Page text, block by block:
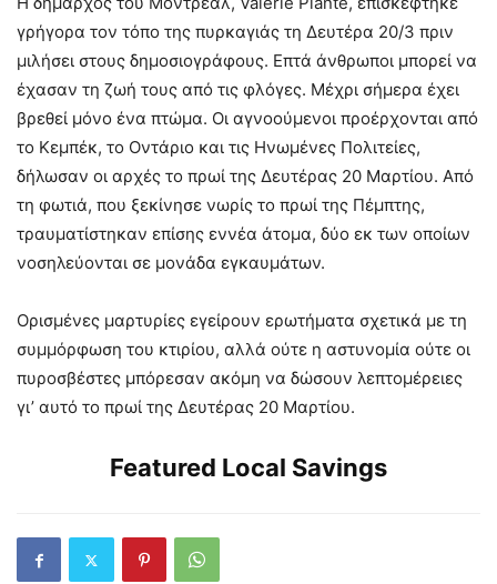
γρήγορα τον τόπο της πυρκαγιάς τη Δευτέρα 20/3 πριν
μιλήσει στους δημοσιογράφους. Επτά άνθρωποι μπορεί να
έχασαν τη ζωή τους από τις φλόγες. Μέχρι σήμερα έχει
βρεθεί μόνο ένα πτώμα. Οι αγνοούμενοι προέρχονται από
το Κεμπέκ, το Οντάριο και τις Ηνωμένες Πολιτείες,
δήλωσαν οι αρχές το πρωί της Δευτέρας 20 Μαρτίου. Από
τη φωτιά, που ξεκίνησε νωρίς το πρωί της Πέμπτης,
τραυματίστηκαν επίσης εννέα άτομα, δύο εκ των οποίων
νοσηλεύονται σε μονάδα εγκαυμάτων.
Ορισμένες μαρτυρίες εγείρουν ερωτήματα σχετικά με τη
συμμόρφωση του κτιρίου, αλλά ούτε η αστυνομία ούτε οι
πυροσβέστες μπόρεσαν ακόμη να δώσουν λεπτομέρειες
γι’ αυτό το πρωί της Δευτέρας 20 Μαρτίου.
Featured Local Savings